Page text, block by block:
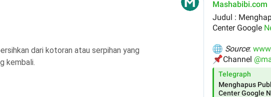
dari kotoran atau serpihan yang
kembali.